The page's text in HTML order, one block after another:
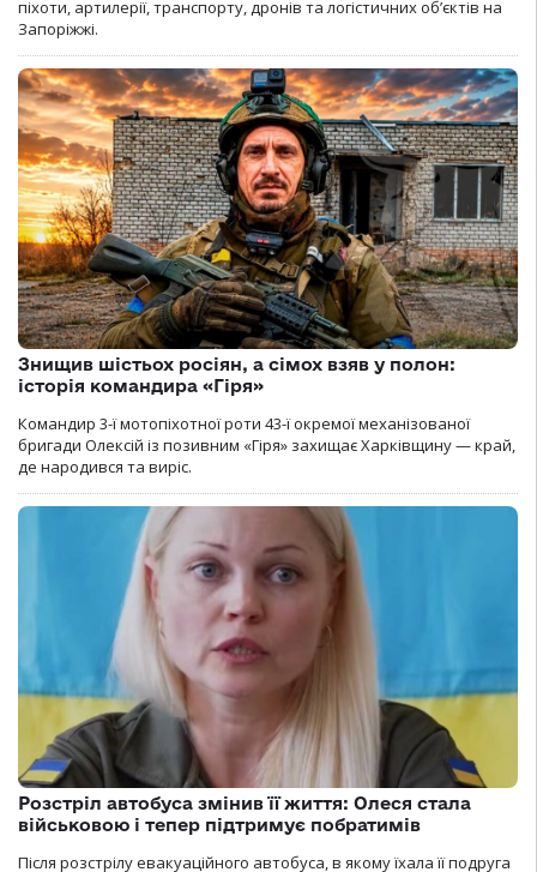
піхоти, артилерії, транспорту, дронів та логістичних об’єктів на
Запоріжжі.
Знищив шістьох росіян, а сімох взяв у полон:
історія командира «Гіря»
Командир 3-ї мотопіхотної роти 43-ї окремої механізованої
бригади Олексій із позивним «Гіря» захищає Харківщину — край,
де народився та виріс.
Розстріл автобуса змінив її життя: Олеся стала
військовою і тепер підтримує побратимів
Після розстрілу евакуаційного автобуса, в якому їхала її подруга